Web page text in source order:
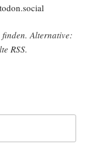
Alter­na­ti­ve:
RSS.